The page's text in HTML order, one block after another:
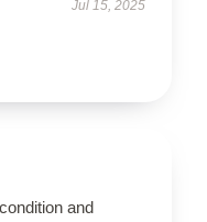
Jul 15, 2025
and